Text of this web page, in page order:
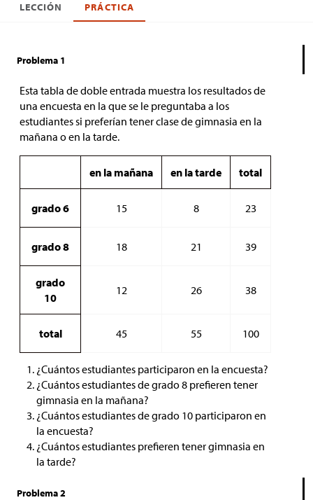
LECCIÓN PRÁCTICA
Problema 1
Esta tabla de doble entrada muestra los resultados de
una encuesta en la que se le preguntaba a los
estudiantes si preferían tener clase de gimnasia en la
mañana o en la tarde.
en la mañana en la tarde total
grado 6 15 8 23
grado 8 18 21 39
grado
10
12 26 38
total 45 55 100
¿Cuántos estudiantes participaron en la encuesta?
¿Cuántos estudiantes de grado 8 prefieren tener
gimnasia en la mañana?
¿Cuántos estudiantes de grado 10 participaron en
la encuesta?
¿Cuántos estudiantes prefieren tener gimnasia en
la tarde?
Problema 2